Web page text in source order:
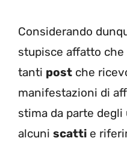
Considerando
stupisce affatto che
tanti post che
manifestazioni di
stima da parte
alcuni scatti e